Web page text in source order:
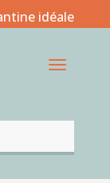
idéale